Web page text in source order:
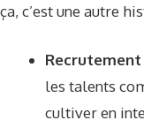
ça, c’est une autre
les talents
cultiver en